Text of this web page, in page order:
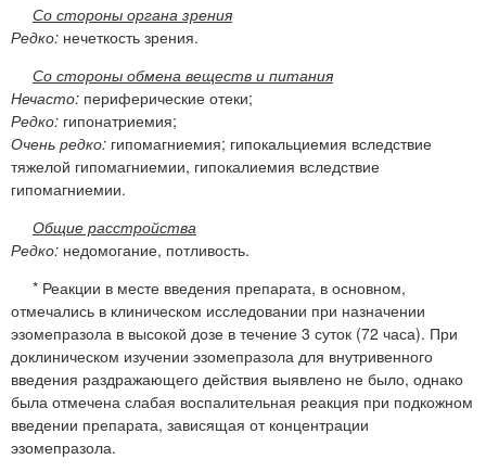
Со стороны органа зрения
Редко: нечеткость зрения.
Со стороны обмена веществ и питания
Нечасто: периферические отеки;
Редко: гипонатриемия;
Очень редко: гипомагниемия; гипокальциемия вследствие
тяжелой гипомагниемии, гипокалиемия вследствие
гипомагниемии.
Общие расстройства
Редко: недомогание, потливость.
* Реакции в месте введения препарата, в основном,
отмечались в клиническом исследовании при назначении
эзомепразола в высокой дозе в течение 3 суток (72 часа). При
доклиническом изучении эзомепразола для внутривенного
введения раздражающего действия выявлено не было, однако
была отмечена слабая воспалительная реакция при подкожном
введении препарата, зависящая от концентрации
эзомепразола.